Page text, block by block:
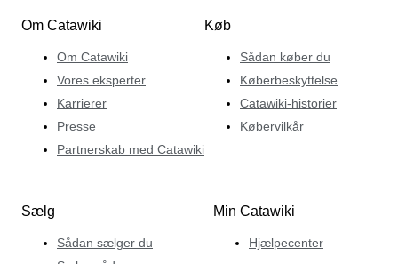
Om Catawiki
Om Catawiki
Vores eksperter
Karrierer
Presse
Partnerskab med Catawiki
Køb
Sådan køber du
Køberbeskyttelse
Catawiki-historier
Købervilkår
Sælg
Sådan sælger du
Min Catawiki
Hjælpecenter